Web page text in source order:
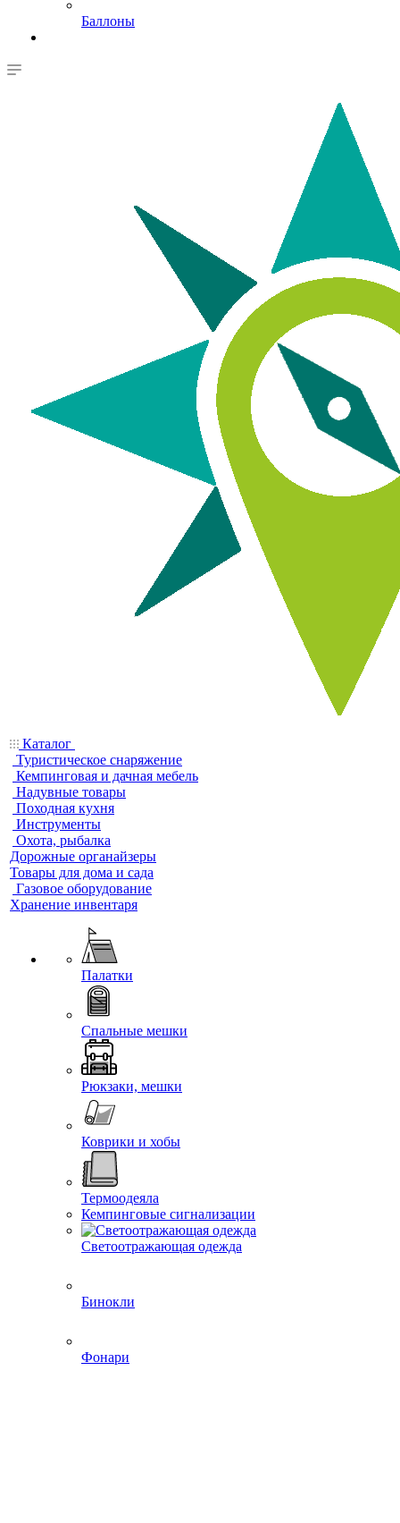
Баллоны
Каталог
Туристическое снаряжение
Кемпинговая и дачная мебель
Надувные товары
Походная кухня
Инструменты
Охота, рыбалка
Дорожные органайзеры
Товары для дома и сада
Газовое оборудование
Хранение инвентаря
Палатки
Спальные мешки
Рюкзаки, мешки
Коврики и хобы
Термоодеяла
Кемпинговые сигнализации
Светоотражающая одежда
Бинокли
Фонари